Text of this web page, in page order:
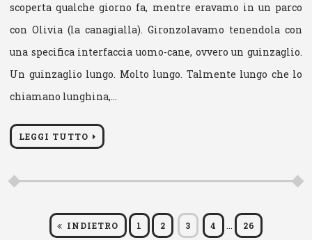
scoperta qualche giorno fa, mentre eravamo in un parco
con Olivia (la canagialla). Gironzolavamo tenendola con
una specifica interfaccia uomo-cane, ovvero un guinzaglio.
Un guinzaglio lungo. Molto lungo. Talmente lungo che lo
chiamano lunghina,…
LEGGI TUTTO
Paginazione
INDIETRO PAGINA
1 PAGINA
2 PAGINA
3 PAGINA
4 … PAGINA
26